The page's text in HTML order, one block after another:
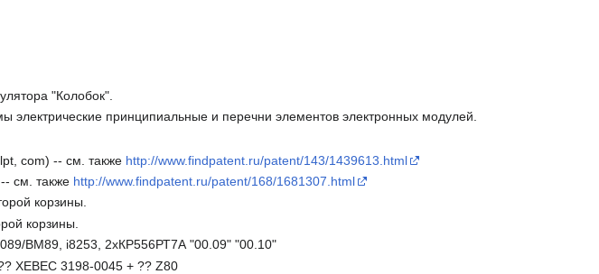
"Колобок".
электрические принципиальные и перечни элементов электронных модулей.
com) -- см. также http://www.findpatent.ru/patent/143/1439613.html
см. также http://www.findpatent.ru/patent/168/1681307.html
корзины.
корзины.
ВМ89, i8253, 2xКР556РТ7А "00.09" "00.10"
XEBEC 3198-0045 + ?? Z80